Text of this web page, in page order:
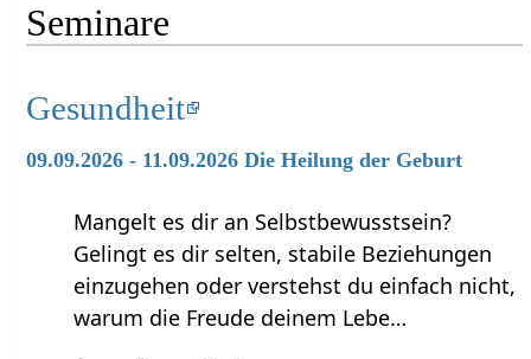
Seminare
Gesundheit
09.09.2026 - 11.09.2026 Die Heilung der Geburt
Mangelt es dir an Selbstbewusstsein?
Gelingt es dir selten, stabile Beziehungen
einzugehen oder verstehst du einfach nicht,
warum die Freude deinem Lebe…